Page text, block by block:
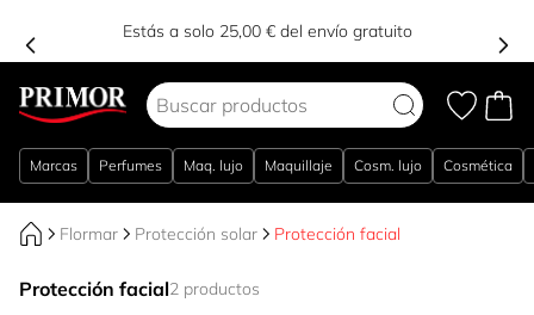
Estás a solo 25,00 € del envío gratuito
Marcas Perfumes Maq. lujo Maquillaje Cosm. lujo Cosmética
Flormar Protección solar Protección facial
Protección facial2 productos